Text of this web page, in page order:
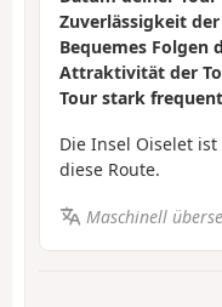
Zuverlässigkeit
Bequemes Folgen
Attraktivität der
Tour stark
Die Insel Oiselet
diese Route.
Maschinell